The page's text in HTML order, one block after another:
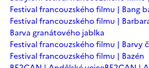
Festival francouzského filmu | Bang
Festival francouzského filmu |
Barva granátového jablka
Festival francouzského filmu | Barvy
Festival francouzského filmu | Bazén